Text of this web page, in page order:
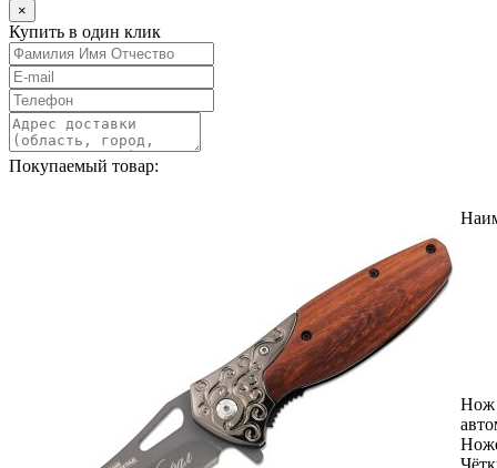
×
Купить в один клик
Покупаемый товар:
Нож